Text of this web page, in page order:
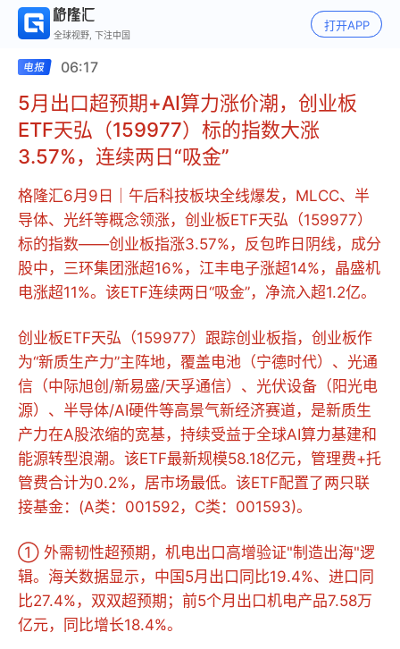
全球视野, 下注中国
打开APP
06:17
5月出口超预期+AI算力涨价潮，创业板
ETF天弘（159977）标的指数大涨
3.57%，连续两日“吸金”
格隆汇6月9日｜午后科技板块全线爆发，MLCC、半
导体、光纤等概念领涨，创业板ETF天弘（159977）
标的指数——创业板指涨3.57%，反包昨日阴线，成分
股中，三环集团涨超16%，江丰电子涨超14%，晶盛机
电涨超11%。该ETF连续两日“吸金”，净流入超1.2亿。
创业板ETF天弘（159977）跟踪创业板指，创业板作
为“新质生产力”主阵地，覆盖电池（宁德时代）、光通
信（中际旭创/新易盛/天孚通信）、光伏设备（阳光电
源）、半导体/AI硬件等高景气新经济赛道，是新质生
产力在A股浓缩的宽基，持续受益于全球AI算力基建和
能源转型浪潮。该ETF最新规模58.18亿元，管理费+托
管费合计为0.2%，居市场最低。该ETF配置了两只联
接基金：(A类：001592，C类：001593)。
① 外需韧性超预期，机电出口高增验证"制造出海"逻
辑。海关数据显示，中国5月出口同比19.4%、进口同
比27.4%，双双超预期；前5个月出口机电产品7.58万
亿元，同比增长18.4%。